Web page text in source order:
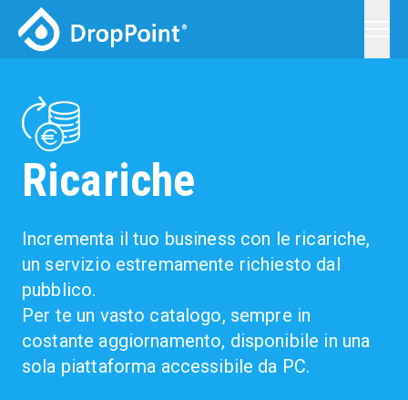
Chi siamo
SERVIZI
I nostri servizi
Ricariche
Biglietteria
Affiliazione
DropPOS
Login Clienti Business
Ricariche
Incrementa il tuo business con le ricariche,
un servizio estremamente richiesto dal
pubblico.
Per te un vasto catalogo, sempre in
costante aggiornamento, disponibile in una
sola piattaforma accessibile da PC.